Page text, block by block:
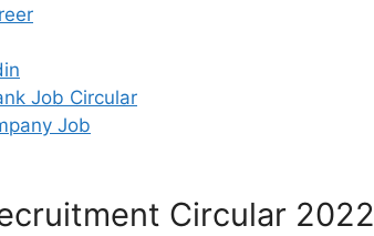
Bank Job Circular
Job
Circular 2022